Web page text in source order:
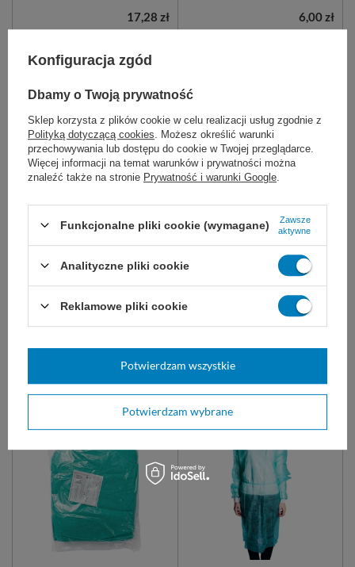
DO KOSZYKA
17,28 zł 6,00 zł
Fartuch chirurgiczny
sterylny EC (1 szt.)
Fartuch chirurgiczny z
Dostępne rozmiary: S, M, L, XL,
Fartuch foliowy przedni
160 cm gruby (1,5) - 1 szt.
Fartuch foliowy przedni, wiązany
z tyłu, wykonany z grubej folii.
Rozmiar uniwersalny. Możliwość
Konfiguracja zgód
Dbamy o Twoją prywatność
Sklep korzysta z plików cookie w celu realizacji usług zgodnie z
Polityką dotyczącą cookies . Możesz określić warunki
przechowywania lub dostępu do cookie w Twojej przeglądarce.
Więcej informacji na temat warunków i prywatności można
znaleźć także na stronie Prywatność i warunki Google
Funkcjonalne pliki cookie (wymagane)
Zawsze
aktywne
Analityczne pliki cookie
Reklamowe pliki cookie
Potwierdzam wybrane
Potwierdzam wszystkie